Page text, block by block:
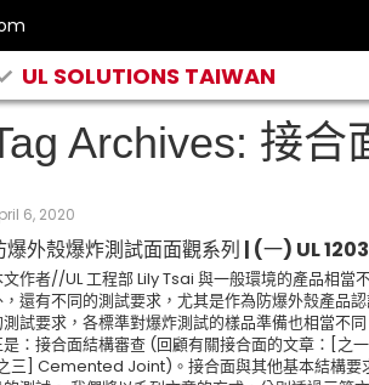
UL SOLUTIONS TAIWAN
Archives: 接合
6, 2020
爆外殼爆炸測試面面觀系列 | (一) UL
作者//UL 工程部 Lily Tsai 與一般環境的產品相當
還有不同的測試要求，尤其是作為防爆外殼產品
測試要求，各標準對爆炸測試的樣品準備也相當不
是：接合面結構審查 (回顧有關接合面的文章：[
三] Cemented Joint)。接合面與其他基本結構要